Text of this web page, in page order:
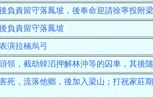
負責留守落鳳坡，後奉命迎請徐寧投附
負責留守落鳳坡
演拉楠烏弓
領，截劫韓滔押解林沖等的囚車，其後
死，流落他鄉，後加入梁山；打祝家莊